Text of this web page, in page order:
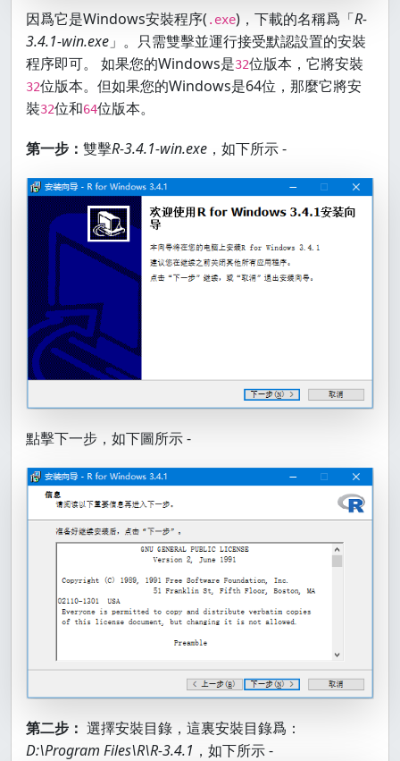
因爲它是Windows安裝程序(.exe)，下載的名稱爲「R-
3.4.1-win.exe 」。只需雙擊並運行接受默認設置的安裝
程序即可。 如果您的Windows是32位版本，它將安裝
32位版本。但如果您的Windows是64位，那麼它將安
裝32位和64位版本。
第一步： 雙擊R-3.4.1-win.exe ，如下所示 -
點擊下一步，如下圖所示 -
第二步： 選擇安裝目錄，這裏安裝目錄爲：
D:\Program Files\R\R-3.4.1 ，如下所示 -